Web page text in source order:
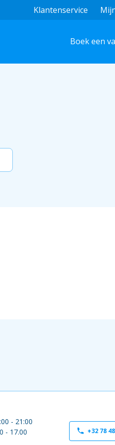
Klantenservice
Boek een
- 21:00
- 17.00
+32 78